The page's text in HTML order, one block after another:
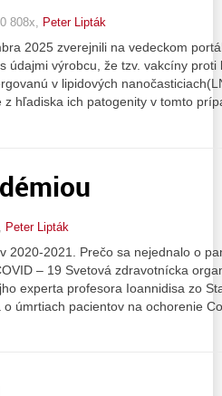
808x, Peter Lipták
2025 zverejnili na vedeckom
údajmi výrobcu, že tzv. vakcíny
v lipidových
z hľadiska ich patogenity v tomto
Peter Lipták
2020-2021. Prečo sa nejednalo o
– 19 Svetová zdravotnícka
experta profesora Ioannidisa zo
o úmrtiach pacientov na ochorenie